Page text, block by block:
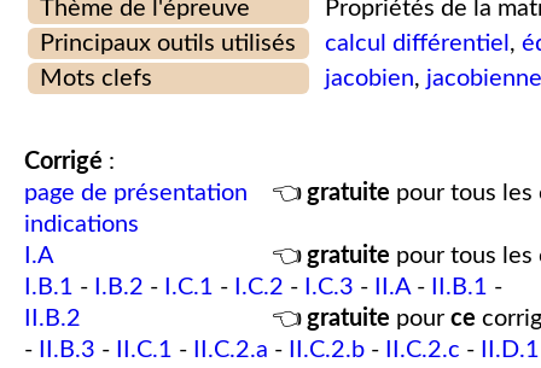
Thème de l'épreuve
Propriétés de la
Principaux outils utilisés
calcul différentiel ,
Mots clefs
jacobien,
Corrigé :
page de présentation
👈 gratuite pour tous les
indications
I.A
👈 gratuite pour tous les
I.B.1 - I.B.2 - I.C.1 - I.C.2 - I.C.3 - II.A- II.B.1 -
II.B.2
👈 gratuite pour ce
-
II.B.3 - II.C.1 - II.C.2.a - II.C.2.b - II.C.2.c - II.D.1